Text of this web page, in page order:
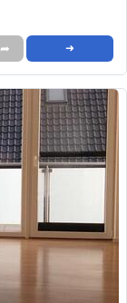
➦ ➜